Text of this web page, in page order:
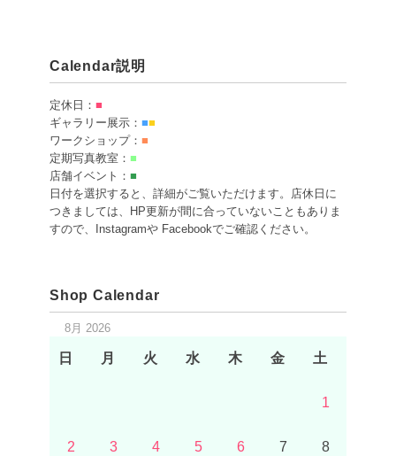
Calendar説明
定休日： ■
ギャラリー展示： ■■
ワークショップ： ■
定期写真教室： ■
店舗イベント： ■
日付を選択すると、詳細がご覧いただけます。店休日に
つきましては、HP更新が間に合っていないこともありま
すので、Instagramや Facebookでご確認ください。
Shop Calendar
8月 2026
日 月 火 水 木 金 土
1
2 3 4 5 6 7 8